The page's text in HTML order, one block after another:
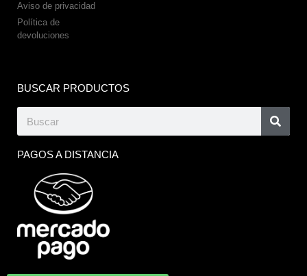
Aviso de privacidad
Política de
devoluciones
BUSCAR PRODUCTOS
PAGOS A DISTANCIA